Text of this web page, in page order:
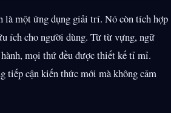
là một ứng dụng giải trí. Nó còn tích hợp
ích cho người dùng. Từ từ vựng, ngữ
mọi thứ đều được thiết kế tỉ mỉ.
tiếp cận kiến thức mới mà không cảm